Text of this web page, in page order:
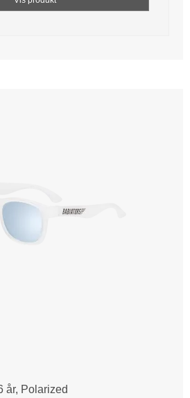
år, Polarized